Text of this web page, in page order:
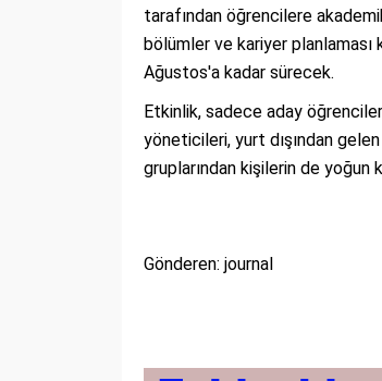
tarafından öğrencilere
bölümler ve kariyer planlaması
Ağustos'a kadar sürecek.
Etkinlik, sadece aday
yöneticileri, yurt dışından
gruplarından kişilerin de yoğun
Gönderen: journal